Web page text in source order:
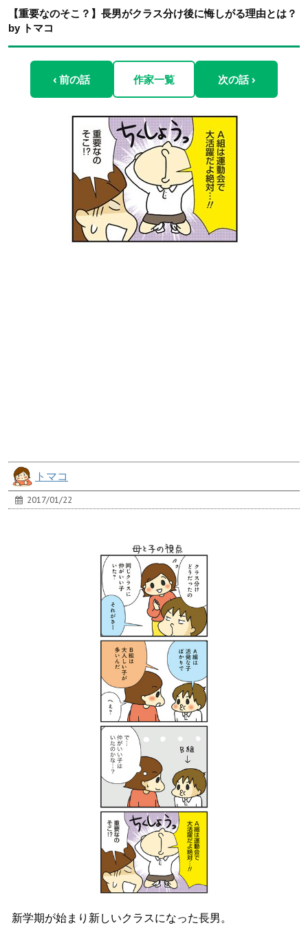
【重要なのそこ？】長男がクラス分け後に悔しがる理由とは？
by トマコ
‹ 前の話 作家一覧 次の話 ›
トマコ
2017/01/22
新学期が始まり新しいクラスになった長男。